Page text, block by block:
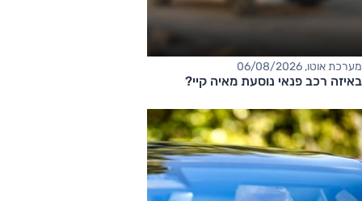
מערכת אוטו, 06/08/2026
באיזה רכב פנאי נוסעת מאיה קיי?